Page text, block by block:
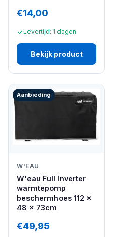
€14,00
Levertijd: 1 dagen
Bekijk product
Aanbieding
W'EAU
W'eau Full Inverter
warmtepomp
beschermhoes 112 x
48 x 73cm
€49,95